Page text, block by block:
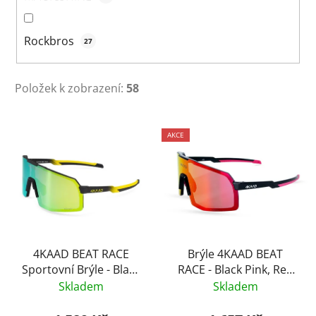
Rockbros 27
Položek k zobrazení: 58
4KAAD BEAT RACE
Sportovní Brýle - Black
Yellow, Gold Revo
Skladem
AKCE
Brýle 4KAAD BEAT
RACE - Black Pink, Red
Purple Mirror
Skladem